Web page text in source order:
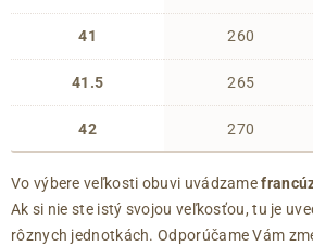
41
41.5
42
260
265
270
Vo výbere veľkosti obuvi uvádzame
Ak si nie ste istý svojou veľkosťou, tu je
rôznych jednotkách. Odporúčame Vám